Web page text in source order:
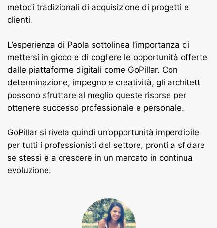
metodi tradizionali di acquisizione di progetti e
clienti.
L’esperienza di Paola sottolinea l’importanza di
mettersi in gioco e di cogliere le opportunità offerte
dalle piattaforme digitali come GoPillar. Con
determinazione, impegno e creatività, gli architetti
possono sfruttare al meglio queste risorse per
ottenere successo professionale e personale.
GoPillar si rivela quindi un’opportunità imperdibile
per tutti i professionisti del settore, pronti a sfidare
se stessi e a crescere in un mercato in continua
evoluzione.